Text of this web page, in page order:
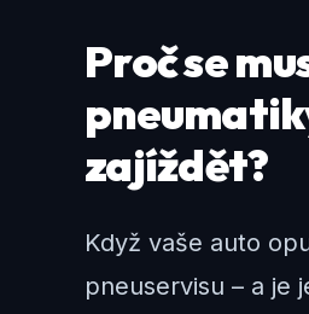
Proč se
zajíždět?
Když vaše auto
pneuservisu – a je